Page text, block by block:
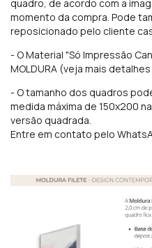
quadro, de acordo com a
momento da compra. Pode
reposicionado pelo cliente
- O Material "Só Impressão
MOLDURA (veja mais
- O tamanho dos quadros
medida máxima de 150x200
versão quadrada.
Entre em contato pelo